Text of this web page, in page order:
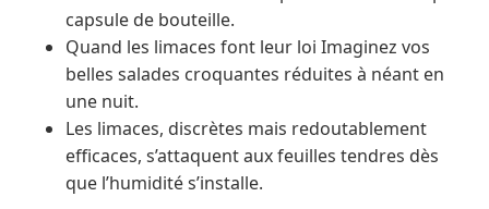
capsule de bouteille.
Quand les limaces font leur loi Imaginez vos
belles salades croquantes réduites à néant en
une nuit.
Les limaces, discrètes mais redoutablement
efficaces, s’attaquent aux feuilles tendres dès
que l’humidité s’installe.